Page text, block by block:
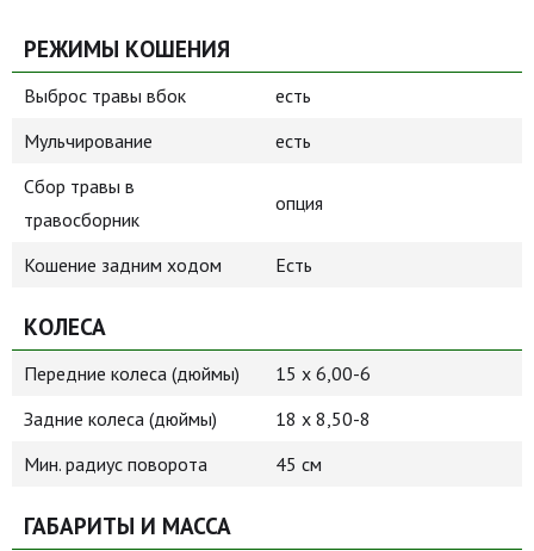
РЕЖИМЫ КОШЕНИЯ
Выброс травы вбок
есть
Мульчирование
есть
Сбор травы в
травосборник
опция
Кошение задним ходом Есть
КОЛЕСА
Передние колеса (дюймы)
15 х 6,00-6
Задние колеса (дюймы)
18 х 8,50-8
Мин. радиус поворота
45 см
ГАБАРИТЫ И МАССА